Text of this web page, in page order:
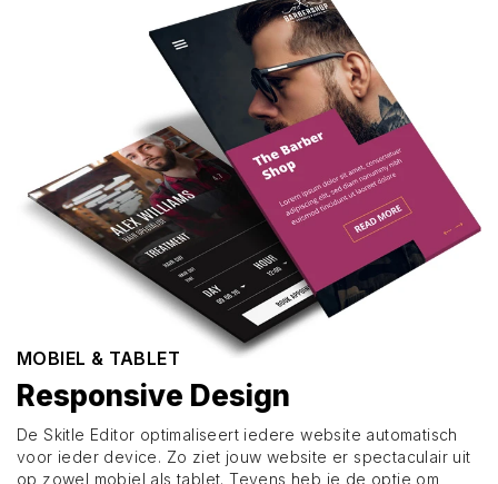
MOBIEL & TABLET
Responsive Design
De Skitle Editor optimaliseert iedere website automatisch
voor ieder device. Zo ziet jouw website er spectaculair uit
op zowel mobiel als tablet. Tevens heb je de optie om